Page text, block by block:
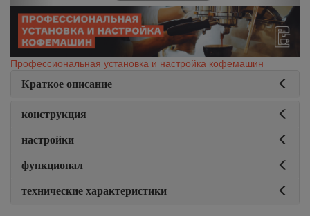
Профессиональная установка и настройка кофемашин
Краткое описание
конструкция
настройки
функционал
технические характеристики